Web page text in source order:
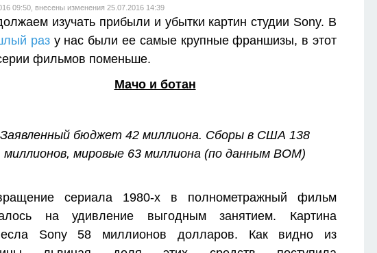
09:50, внесены изменения 25.07.2016 14:39
изучать прибыли и убытки картин студии Sony. В
разу нас были ее самые крупные франшизы, в этот
фильмов поменьше.
Мачо и ботан
Заявленный бюджет 42 миллиона. Сборы в США 138
миллионов, мировые 63 миллиона (по данным BOM)
сериала 1980-х в полнометражный фильм
на удивление выгодным занятием. Картина
Sony 58 миллионов долларов. Как видно из